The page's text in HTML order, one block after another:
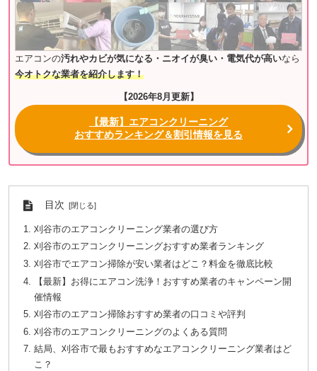
エアコンの汚れやカビが気になる・ニオイが臭い・電気代が高いなら
今オトクな業者を紹介します！
【2026年8月更新】
【最新】エアコンクリーニング
おすすめランキング＆割引情報を見る
目次
刈谷市のエアコンクリーニング業者の選び方
刈谷市のエアコンクリーニングおすすめ業者ランキング
刈谷市でエアコン掃除が安い業者はどこ？料金を徹底比較
【最新】お得にエアコン洗浄！おすすめ業者のキャンペーン開
催情報
刈谷市のエアコン掃除おすすめ業者の口コミや評判
刈谷市のエアコンクリーニングのよくある質問
結局、刈谷市で最もおすすめなエアコンクリーニング業者はど
こ？